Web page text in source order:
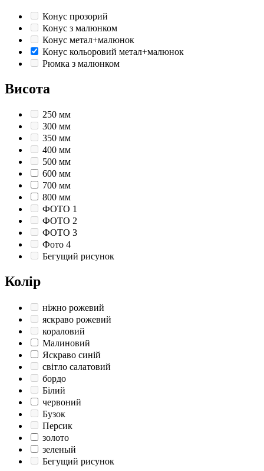
Конус прозорий
Конус з малюнком
Конус метал+малюнок
Конус кольоровий метал+малюнок
Рюмка з малюнком
Висота
250 мм
300 мм
350 мм
400 мм
500 мм
600 мм
700 мм
800 мм
ФОТО 1
ФОТО 2
ФОТО 3
Фото 4
Бегущий рисунок
Колір
ніжно рожевий
яскраво рожевий
кораловий
Малиновий
Яскраво синій
світло салатовий
бордо
Білий
червоний
Бузок
Персик
золото
зеленый
Бегущий рисунок